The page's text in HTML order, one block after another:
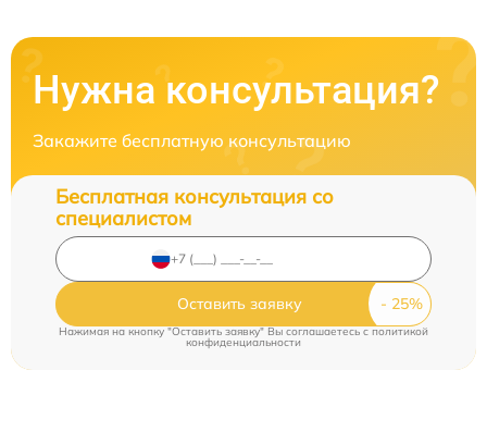
Нужна консультация?
Закажите бесплатную консультацию
Бесплатная консультация со
специалистом
Оставить заявку
Нажимая на кнопку "Оставить заявку" Вы соглашаетесь cполитикой
конфиденциальности